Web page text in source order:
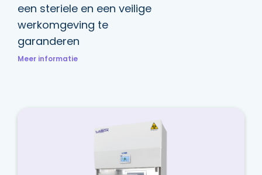
een steriele en een veilige
werkomgeving te
garanderen
Meer informatie